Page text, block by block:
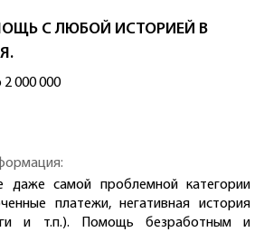
С ЛЮБОЙ ИСТОРИЕЙ В
2 000 000
даже самой проблемной категории
платежи, негативная история
и т.п.). Помощь безработным и